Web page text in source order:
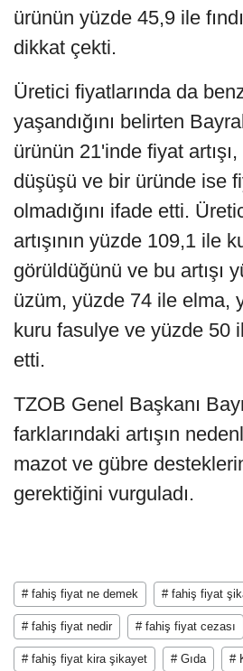
ürünün yüzde 45,9 ile
dikkat çekti.
Üretici fiyatlarında da
yaşandığını belirten
ürünün 21'inde fiyat
düşüşü ve bir üründe ise
olmadığını ifade etti.
artışının yüzde 109,1 ile
görüldüğünü ve bu artışı
üzüm, yüzde 74 ile elma,
kuru fasulye ve yüzde 50
etti.
TZOB Genel Başkanı
farklarındaki artışın
mazot ve gübre
gerektiğini vurguladı.
# fahiş fiyat ne demek # fahiş fiyat
# fahiş fiyat nedir # fahiş fiyat cezası
# fahiş fiyat kira şikayet # Gıda #